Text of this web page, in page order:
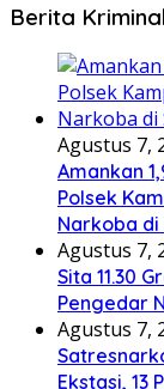
Berita Kriminal
Agustus 7,
Amankan
Polsek
Narkoba di
Agustus 7,
Sita 11.30
Pengedar
Agustus 7,
Ekstasi, 13